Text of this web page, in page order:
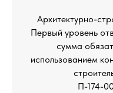
Архитектурно-
Первый уровень
сумма
использованием
П-174-